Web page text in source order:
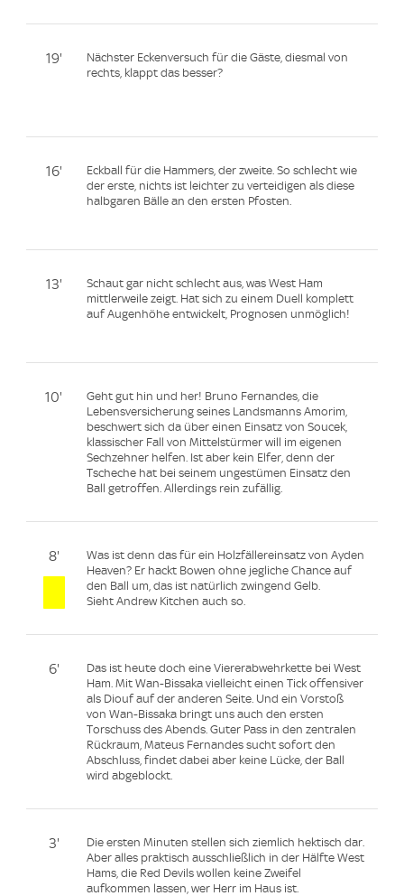
19'
Nächster Eckenversuch für die Gäste, diesmal von
rechts, klappt das besser?
16'
Eckball für die Hammers, der zweite. So schlecht wie
der erste, nichts ist leichter zu verteidigen als diese
halbgaren Bälle an den ersten Pfosten.
13'
Schaut gar nicht schlecht aus, was West Ham
mittlerweile zeigt. Hat sich zu einem Duell komplett
auf Augenhöhe entwickelt, Prognosen unmöglich!
10'
Geht gut hin und her! Bruno Fernandes, die
Lebensversicherung seines Landsmanns Amorim,
beschwert sich da über einen Einsatz von Soucek,
klassischer Fall von Mittelstürmer will im eigenen
Sechzehner helfen. Ist aber kein Elfer, denn der
Tscheche hat bei seinem ungestümen Einsatz den
Ball getroffen. Allerdings rein zufällig.
8'
Was ist denn das für ein Holzfällereinsatz von Ayden
Heaven? Er hackt Bowen ohne jegliche Chance auf
den Ball um, das ist natürlich zwingend Gelb.
Sieht Andrew Kitchen auch so.
6'
Das ist heute doch eine Viererabwehrkette bei West
Ham. Mit Wan-Bissaka vielleicht einen Tick offensiver
als Diouf auf der anderen Seite. Und ein Vorstoß
von Wan-Bissaka bringt uns auch den ersten
Torschuss des Abends. Guter Pass in den zentralen
Rückraum, Mateus Fernandes sucht sofort den
Abschluss, findet dabei aber keine Lücke, der Ball
wird abgeblockt.
3'
Die ersten Minuten stellen sich ziemlich hektisch dar.
Aber alles praktisch ausschließlich in der Hälfte West
Hams, die Red Devils wollen keine Zweifel
aufkommen lassen, wer Herr im Haus ist.